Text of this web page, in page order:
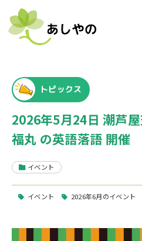
トピックス
2026年5月24日 潮芦
福丸 の英語落語 開催
イベント
イベント 2026年6月のイベント